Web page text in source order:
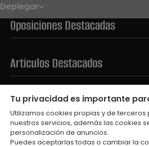
Deplegar
Noticias
Oposiciones
Convocatorias
Paso paso
OPE 2026
Oposiciones Destacadas
Artículos Destacados
Tests Destacados
Tu privacidad es importante
Utilizamos cookies propias y de
nuestros servicios, además las cookies
personalización de anuncios.
Puedes aceptarlas todas o cambiar la